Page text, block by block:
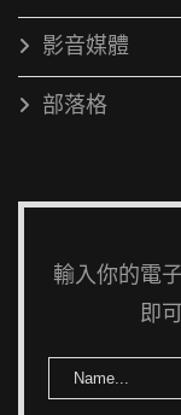
影音媒體
部落格
輸入你的電
即